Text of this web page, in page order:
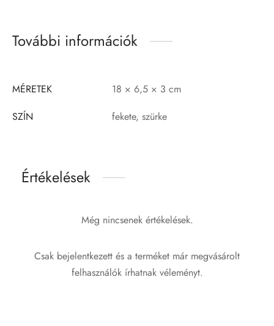
További információk
MÉRETEK
18 × 6,5 × 3 cm
SZÍN
fekete, szürke
Értékelések
Még nincsenek értékelések.
Csak bejelentkezett és a terméket már megvásárolt
felhasználók írhatnak véleményt.